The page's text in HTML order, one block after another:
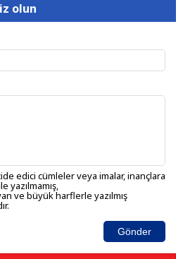
olun
edici cümleler veya imalar, inançlara
yazılmamış,
ve büyük harflerle yazılmış
Gönder